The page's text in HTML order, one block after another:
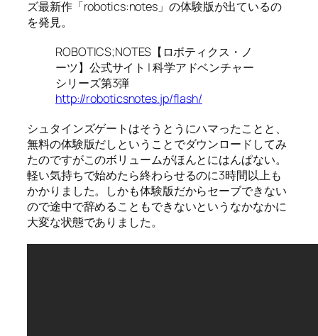
ズ最新作「robotics:notes」の体験版が出ているの
を発見。
ROBOTICS;NOTES【ロボティクス・ノ
ーツ】公式サイト | 科学アドベンチャー
シリーズ第3弾
http://roboticsnotes.jp/flash/
シュタインズゲートはそうとうにハマったことと、
無料の体験版だしということでダウンロードしてみ
たのですがこのボリュームがほんとにはんぱない。
軽い気持ちで始めたら終わらせるのに3時間以上も
かかりました。しかも体験版だからセーブできない
ので途中で辞めることもできないというなかなかに
大変な状態でありました。